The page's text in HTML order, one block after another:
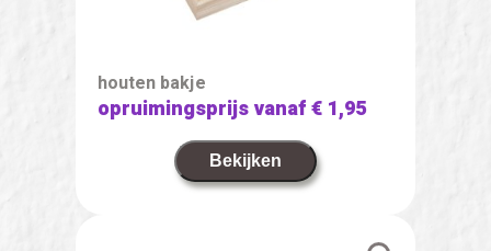
houten bakje
opruimingsprijs vanaf€ 1,95
Bekijken